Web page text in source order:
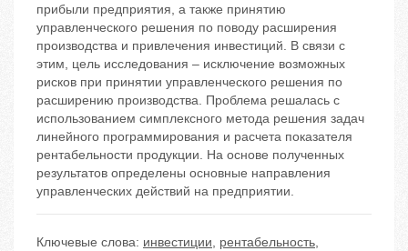
прибыли предприятия, а также принятию
управленческого решения по поводу расширения
производства и привлечения инвестиций. В связи с
этим, цель исследования – исключение возможных
рисков при принятии управленческого решения по
расширению производства. Проблема решалась с
использованием симплексного метода решения задач
линейного программирования и расчета показателя
рентабельности продукции. На основе полученных
результатов определены основные направления
управленческих действий на предприятии.
Ключевые слова: инвестиции, рентабельность,